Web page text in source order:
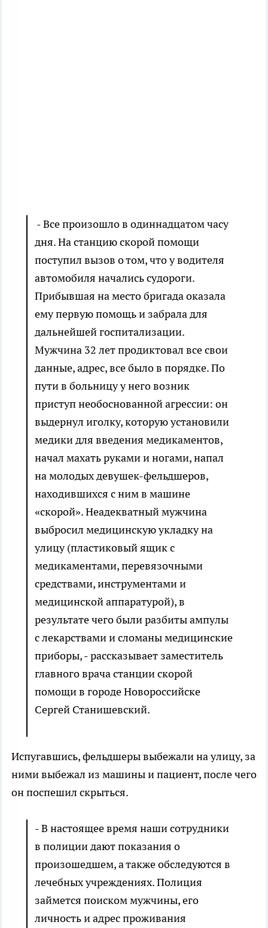
- Все произошло в одиннадцатом часу
дня. На станцию скорой помощи
поступил вызов о том, что у водителя
автомобиля начались судороги.
Прибывшая на место бригада оказала
ему первую помощь и забрала для
дальнейшей госпитализации.
Мужчина 32 лет продиктовал все свои
данные, адрес, все было в порядке. По
пути в больницу у него возник
приступ необоснованной агрессии: он
выдернул иголку, которую установили
медики для введения медикаментов,
начал махать руками и ногами, напал
на молодых девушек-фельдшеров,
находившихся с ним в машине
«скорой». Неадекватный мужчина
выбросил медицинскую укладку на
улицу (пластиковый ящик с
медикаментами, перевязочными
средствами, инструментами и
медицинской аппаратурой), в
результате чего были разбиты ампулы
с лекарствами и сломаны медицинские
приборы, - рассказывает заместитель
главного врача станции скорой
помощи в городе Новороссийске
Сергей Станишевский.
Испугавшись, фельдшеры выбежали на улицу, за
ними выбежал из машины и пациент, после чего
он поспешил скрыться.
- В настоящее время наши сотрудники
в полиции дают показания о
произошедшем, а также обследуются в
лечебных учреждениях. Полиция
займется поиском мужчины, его
личность и адрес проживания